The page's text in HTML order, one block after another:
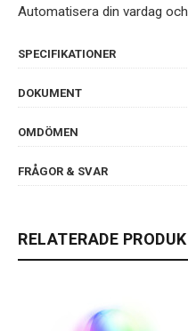
Automatisera din vardag
SPECIFIKATIONER
DOKUMENT
OMDÖMEN
FRÅGOR & SVAR
RELATERADE